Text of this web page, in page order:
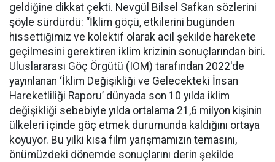
geldiğine dikkat çekti. Nevgül Bilsel Safkan sözlerini
şöyle sürdürdü: “İklim göçü, etkilerini bugünden
hissettiğimiz ve kolektif olarak acil şekilde harekete
geçilmesini gerektiren iklim krizinin sonuçlarından biri.
Uluslararası Göç Örgütü (IOM) tarafından 2022'de
yayınlanan ‘İklim Değişikliği ve Gelecekteki İnsan
Hareketliliği Raporu’ dünyada son 10 yılda iklim
değişikliği sebebiyle yılda ortalama 21,6 milyon kişinin
ülkeleri içinde göç etmek durumunda kaldığını ortaya
koyuyor. Bu yılki kısa film yarışmamızın temasını,
önümüzdeki dönemde sonuçlarını derin şekilde